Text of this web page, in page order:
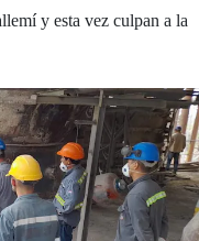
y esta vez culpan a la